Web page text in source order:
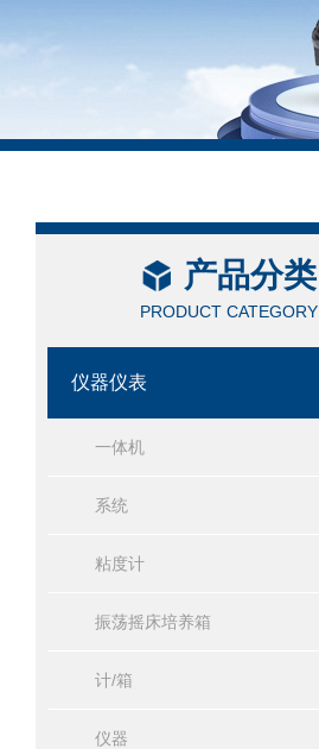
产品分类
PRODUCT CATEGORY
仪器仪表
一体机
系统
粘度计
振荡摇床培养箱
计/箱
仪器